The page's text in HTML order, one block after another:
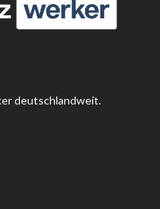
deutschlandweit.